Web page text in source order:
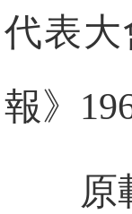
代表
報》
原